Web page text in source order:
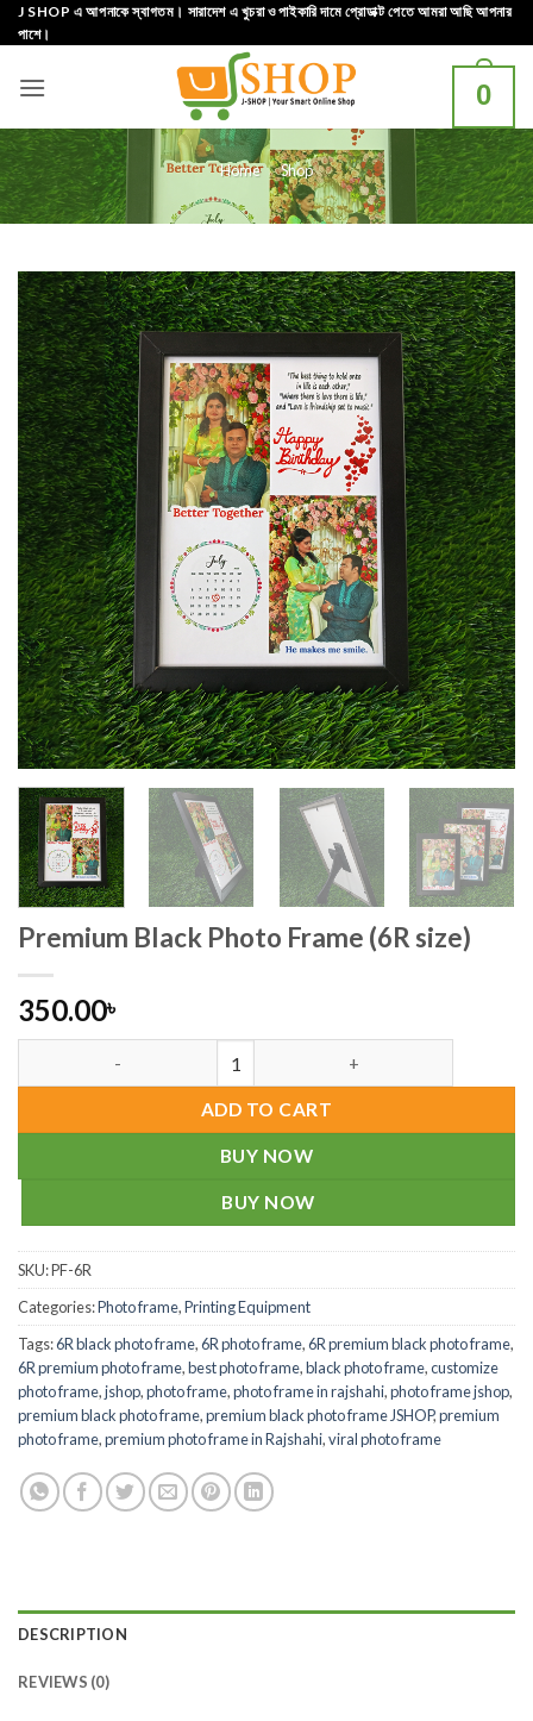
Skip
to
J SHOP এ আপনাকে স্বাগতম। সারাদেশ এ খুচরা ও পাইকারি দামে প্রোডাক্ট পেতে আমরা আছি আপনার
পাশে।
0
Home » Shop
Premium Black Photo Frame (6R size)
350.00৳
ADD TO CART
BUY NOW
BUY NOW
SKU:PF-6R
Categories:Photo frame,Printing Equipment
Tags:6R black photo frame,6R photo frame,6R premium black photo frame,
6R premium photo frame,best photo frame,black photo frame,customize
photo frame,jshop,photo frame,photo frame in rajshahi,photo frame jshop,
premium black photo frame,premium black photo frame JSHOP,premium
photo frame,premium photo frame in Rajshahi,viral photo frame
DESCRIPTION
REVIEWS (0)